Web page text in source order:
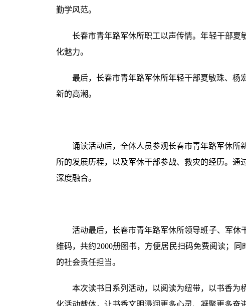
勤学风范。
长春市青年路军休所职工以声传情。年轻干部夏
化魅力。
最后，长春市青年路军休所年轻干部夏敏珠、杨
新的高潮。
诵读活动后，全体人员参观长春市青年路军休所
所的发展历程，以及军休干部参战、救灾的经历。
深度融合。
活动最后，长春市青年路军休所领导班子、军休
维码，共约2000册图书，方便居民扫码免费阅读；
的社会责任担当。
本次读书日系列活动，以阅读为纽带，以书香为
化活动载体，让书香文明浸润更多心灵、凝聚更多奋